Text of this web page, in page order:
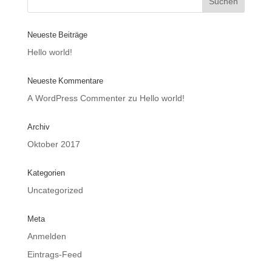
Neueste Beiträge
Hello world!
Neueste Kommentare
A WordPress Commenterzu Hello world!
Archiv
Oktober 2017
Kategorien
Uncategorized
Meta
Anmelden
Eintrags-Feed